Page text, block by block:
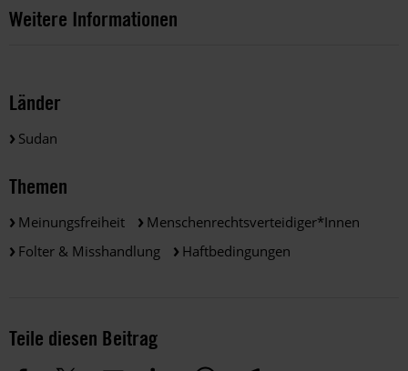
Weitere Informationen
Länder
Sudan
Themen
Meinungsfreiheit
Menschenrechtsverteidiger*innen
Folter & Misshandlung
Haftbedingungen
Teile diesen Beitrag